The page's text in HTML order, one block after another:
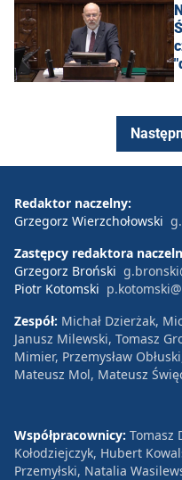
Redaktor naczelny:
Grzegorz Wierzchołowski
Zastępcy redaktora
Grzegorz Broński
Piotr Kotomski
Zespół: Michał Dzierżak,
Janusz Milewski, Tomasz
Mimier, Przemysław
Mateusz Mol, Mateusz
Współpracownicy: Tomasz
Kołodziejczyk, Hubert
Przemyłski, Natalia